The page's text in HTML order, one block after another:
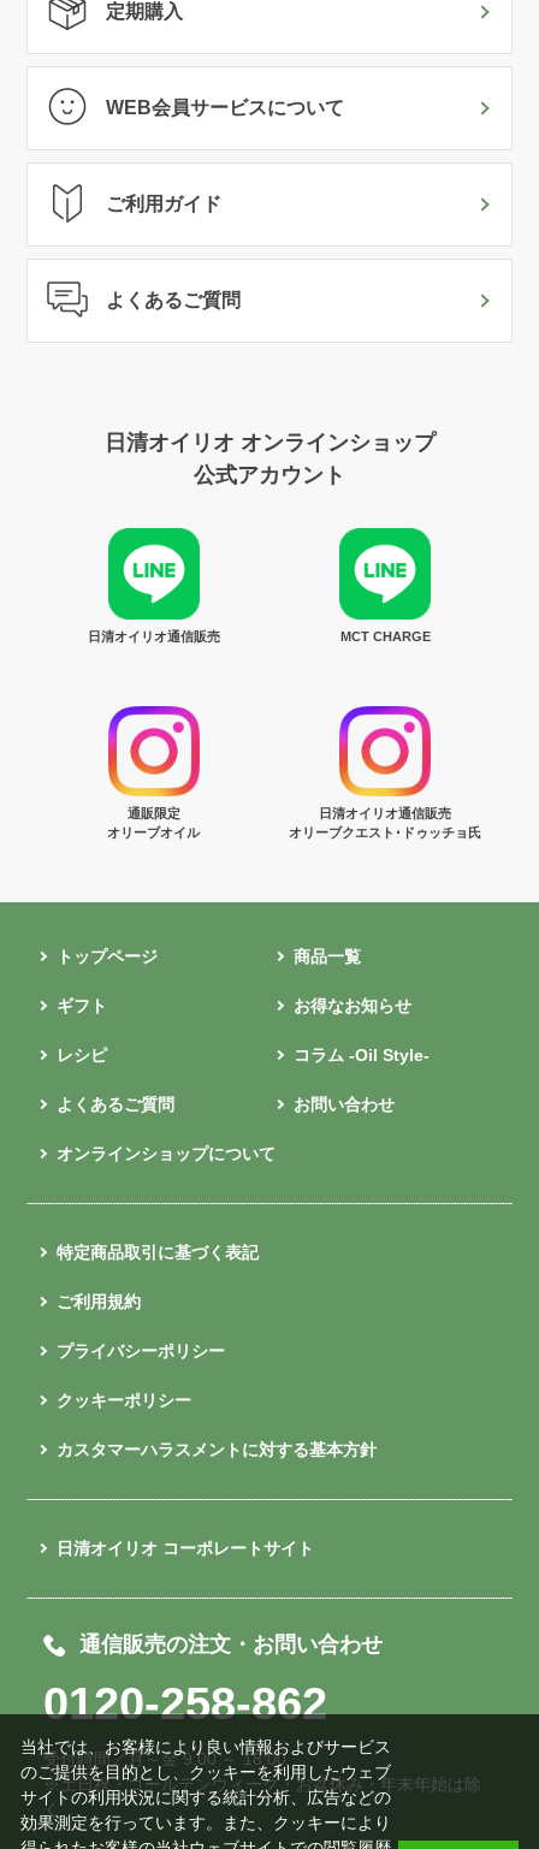
定期購入
WEB会員サービスについて
ご利用ガイド
よくあるご質問
日清オイリオ オンラインショップ
公式アカウント
日清オイリオ通信販売 MCT CHARGE
通販限定
オリーブオイル
日清オイリオ通信販売
オリーブクエスト･ドゥッチョ氏
トップページ 商品一覧
ギフト お得なお知らせ
レシピ コラム -Oil Style-
よくあるご質問 お問い合わせ
オンラインショップについて
特定商品取引に基づく表記
ご利用規約
プライバシーポリシー
クッキーポリシー
カスタマーハラスメントに対する基本方針
日清オイリオ コーポレートサイト
通信販売の注文・お問い合わせ
0120-258-862
受付時間／月～金 9:00 ～ 18:00
※土日祝・ゴールデンウィーク・お盆休み・年末年始は除
く
当社では、お客様により良い情報およびサービス
のご提供を目的とし、クッキーを利用したウェブ
サイトの利用状況に関する統計分析、広告などの
効果測定を行っています。また、クッキーにより